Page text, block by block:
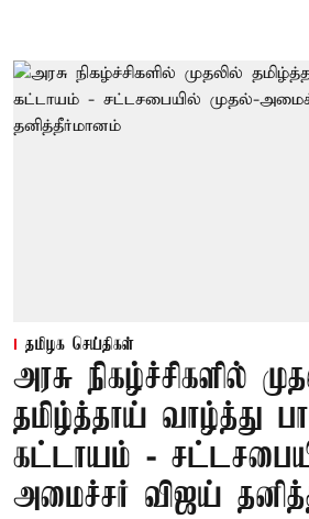
தமிழக செய்திகள்
அரசு நிகழ்ச்சிகளில்
தமிழ்த்தாய் வாழ்த்து
கட்டாயம் -
அமைச்சர் விஜய்